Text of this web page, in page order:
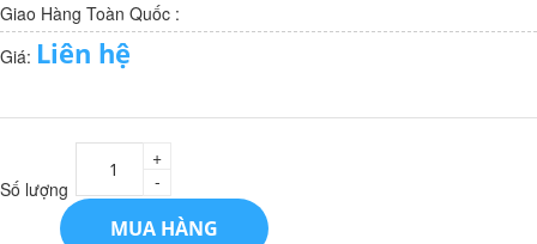
Giao Hàng Toàn Quốc :
Giá: Liên hệ
Số lượng -
+
MUA HÀNG